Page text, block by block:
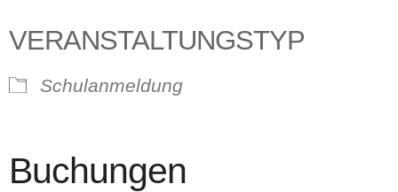
VERANSTALTUNGSTYP
Schulanmeldung
Buchungen